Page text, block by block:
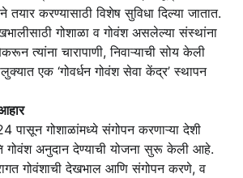
तयार करण्यासाठी विशेष सुविधा दिल्या जातात.
गोशाळा व गोवंश असलेल्या संस्थांना
त्यांना चारापाणी, निवाऱ्याची सोय केली
एक ‘गोवर्धन गोवंश सेवा केंद्र’ स्थापन
पासून गोशाळांमध्ये संगोपन करणाऱ्या देशी
गोवंश अनुदान देण्याची योजना सुरू केली आहे.
गोवंशाची देखभाल आणि संगोपन करणे, व